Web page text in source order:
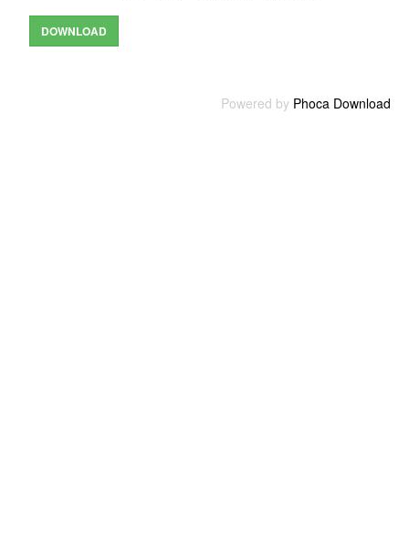
Powered by Phoca Download